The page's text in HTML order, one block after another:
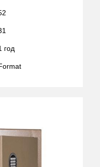
год